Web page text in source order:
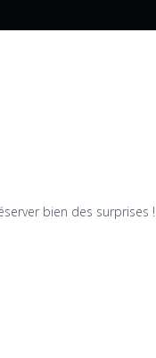
bien des surprises !